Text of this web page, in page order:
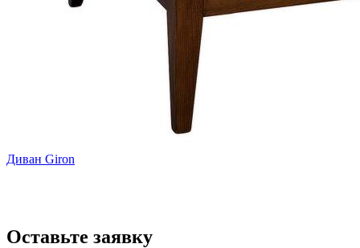
Диван Giron
Оставьте заявку